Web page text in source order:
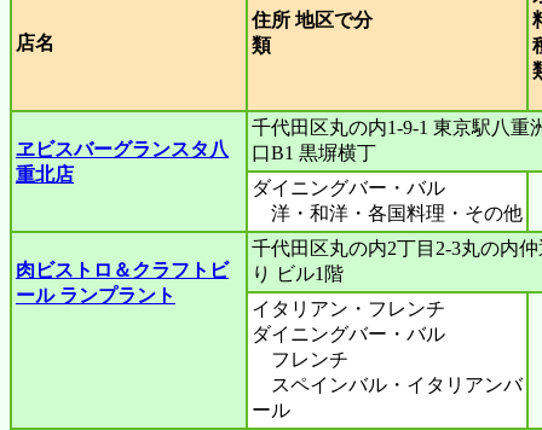
店名
住所 地区で分
類
ヱビスバーグランスタ八
重北店
千代田区丸の内1-9-1 東京駅八重
口B1 黒塀横丁
ダイニングバー・バル
洋・和洋・各国料理・その他
肉ビストロ＆クラフトビ
ール ランプラント
千代田区丸の内2丁目2-3丸の内仲
り ビル1階
イタリアン・フレンチ
ダイニングバー・バル
フレンチ
スペインバル・イタリアンバ
ール